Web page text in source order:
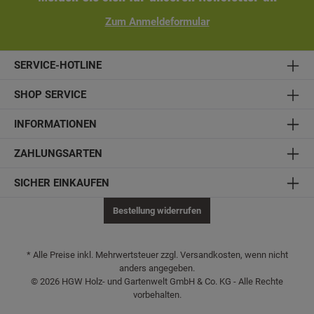
Zum Anmeldeformular
SERVICE-HOTLINE
SHOP SERVICE
INFORMATIONEN
ZAHLUNGSARTEN
SICHER EINKAUFEN
Bestellung widerrufen
* Alle Preise inkl. Mehrwertsteuer zzgl. Versandkosten, wenn nicht
anders angegeben.
© 2026 HGW Holz- und Gartenwelt GmbH & Co. KG - Alle Rechte
vorbehalten.